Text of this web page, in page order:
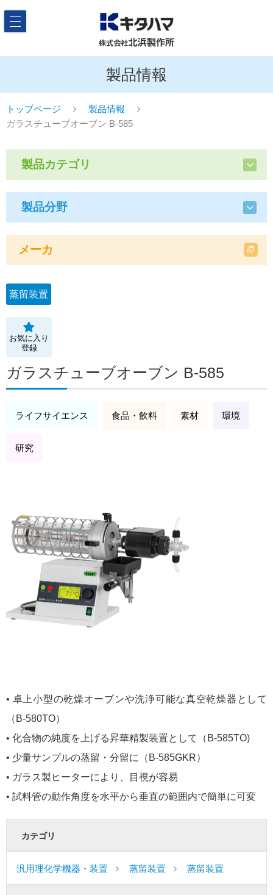
製品情報
トップページ
製品情報
ガラスチューブオーブン B-585
製品カテゴリ
製品分野
メーカ
蒸留装置
お気に入り
登録
ガラスチューブオーブン B-585
ライフサイエンス 食品・飲料 素材 環境
研究
• 卓上小型の乾燥オーブンや洗浄可能な真空乾燥器として
（B-580TO）
• 化合物の純度を上げる昇華精製装置として（B-585TO)
• 少量サンプルの蒸留・分留に（B-585GKR）
• ガラス製ヒーターにより、目視が容易
• 試料管の動作角度を水平から垂直の範囲内で簡単に可変
カテゴリ
汎用理化学機器・装置 蒸留装置 蒸留装置